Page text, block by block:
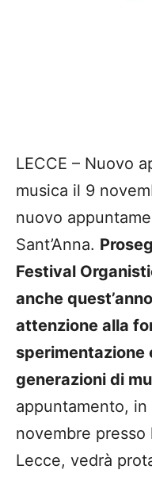
LECCE – Nuovo
musica il 9
nuovo
Sant’Anna.
Festival
anche
attenzione alla
sperimentazione
generazioni di
appuntamento,
novembre presso
Lecce, vedrà